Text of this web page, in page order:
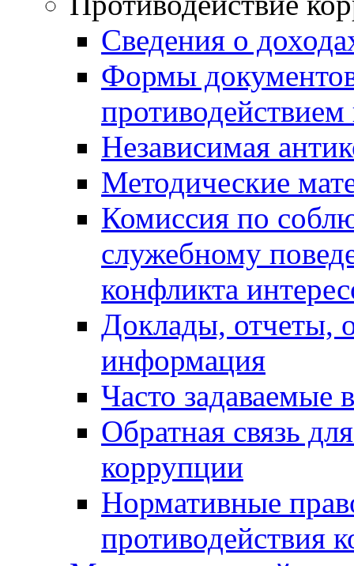
Сведения о
Формы
Независимая
Методические
Комиссия по
служебному
конфликта
Доклады, отчеты,
информация
Часто задаваемые
Обратная связь
коррупции
Нормативные
противодействия